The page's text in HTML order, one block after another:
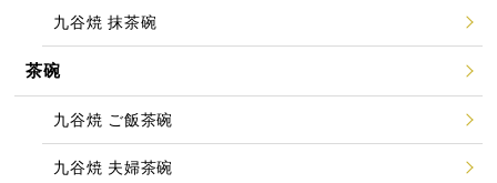
九谷焼 抹茶碗
茶碗
九谷焼 ご飯茶碗
九谷焼 夫婦茶碗